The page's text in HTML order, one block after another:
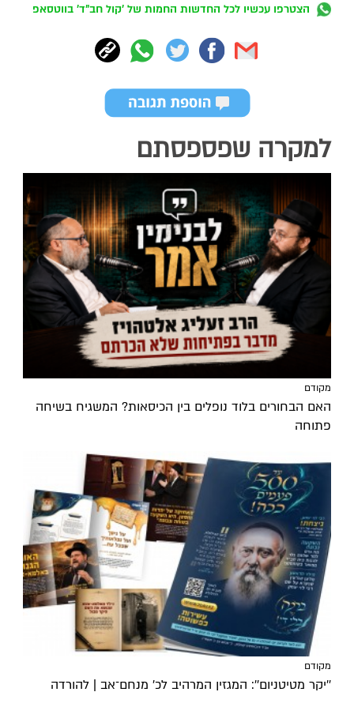
הצטרפו עכשיו לכל החדשות החמות של 'קול חב"ד' בווטסאפ
למקרה שפספסתם
מקודם
האם הבחורים בלוד נופלים בין הכיסאות? המשגיח בשיחה
פתוחה
מקודם
''יקר מטיטניום'': המגזין המרהיב לכ’ מנחם־אב | להורדה